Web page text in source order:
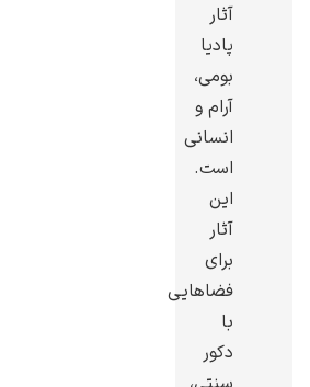
آثار
پادیا
بومی،
آرام و
انسانی
است.
این
آثار
برای
فضاهایی
با
دکور